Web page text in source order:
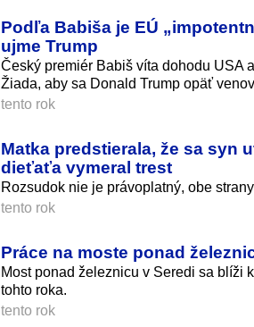
Podľa Babiša je EÚ
ujme Trump
Český premiér Babiš víta dohodu USA
Žiada, aby sa Donald Trump opäť
tento rok
Matka predstierala, že sa syn
dieťaťa vymeral trest
Rozsudok nie je právoplatný, obe
tento rok
Práce na moste ponad
Most ponad železnicu v Seredi sa blíži
tohto roka.
tento rok